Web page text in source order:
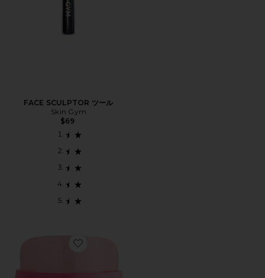
FACE SCULPTOR ツール
Skin Gym
$69
Favorite WRINKLIT LED MASK LEDマスク